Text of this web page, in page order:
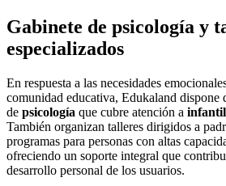
Gabinete de psicología y
especializados
En respuesta a las necesidades
comunidad educativa, Edukaland dispone
de psicología que cubre atención a infantil
También organizan talleres dirigidos a
programas para personas con altas
ofreciendo un soporte integral que
desarrollo personal de los usuarios.